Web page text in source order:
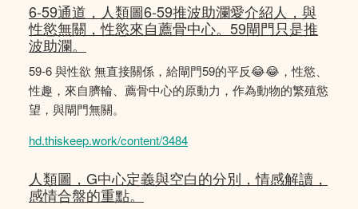
6-59通道，人類圖6-59推波助瀾愛介紹人，與
性慾無關，性慾來自薦骨中心。59閘門只是推
波助瀾。
59-6 與性欲 無直接關係，給閘門59的平反😂😂，性慾、
性趣，來自臍輪、薦骨中心的原動力，作為動物的繁殖慾
望，與閘門無關。
hd.thiskeep.work/content/3484
人類圖，G中心定義與空白的分別，情感解讀，
感情合盤的重點。